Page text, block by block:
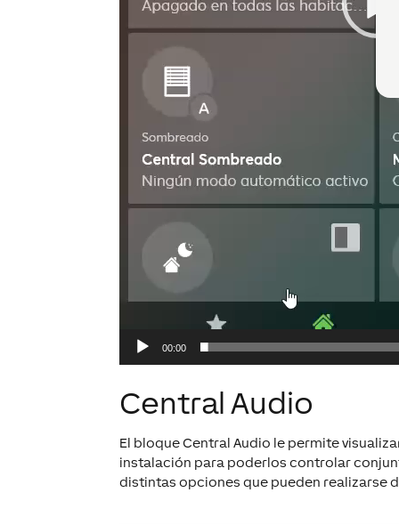
00:00
Central Audio
El bloque Central Audio le permite
instalación para poderlos controlar
distintas opciones que pueden realizarse